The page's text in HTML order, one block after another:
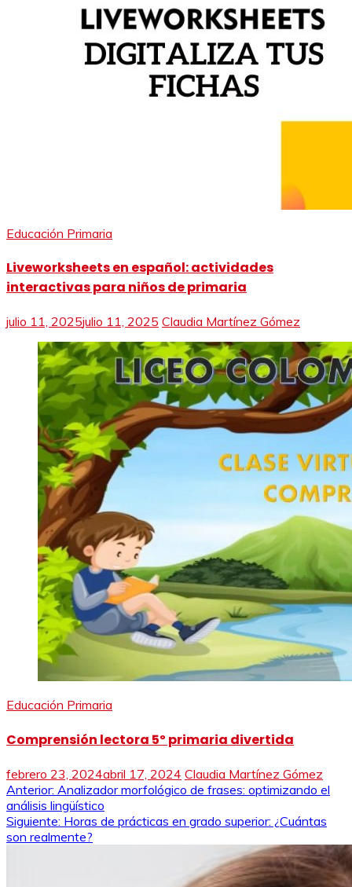
Educación Primaria
Liveworksheets en español: actividades
interactivas para niños de primaria
julio 11, 2025julio 11, 2025 Claudia Martínez Gómez
Educación Primaria
Comprensión lectora 5º primaria divertida
febrero 23, 2024abril 17, 2024 Claudia Martínez Gómez
Navegación
de
entradas
Anterior: Analizador morfológico de frases: optimizando el
análisis lingüístico
Siguiente: Horas de prácticas en grado superior: ¿Cuántas
son realmente?